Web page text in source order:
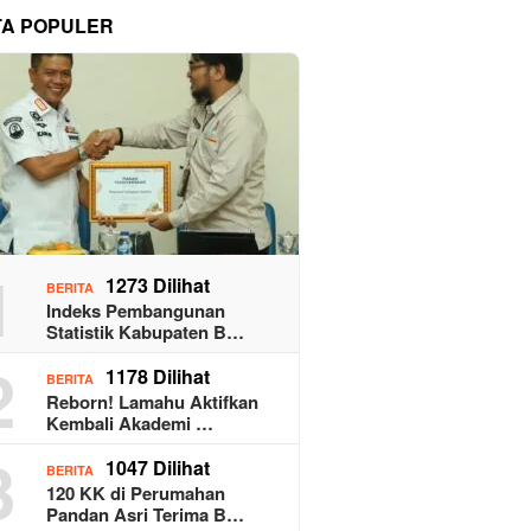
POPULER
BERITA 1273 Dilihat
Indeks Pembangunan
Statistik Kabupaten B…
BERITA 1178 Dilihat
Reborn! Lamahu Aktifkan
Kembali Akademi …
BERITA 1047 Dilihat
120 KK di Perumahan
Pandan Asri Terima B…